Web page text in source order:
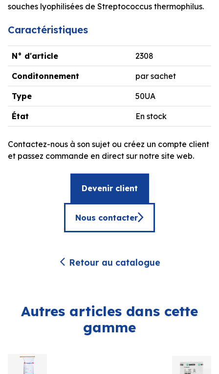
souches lyophilisées de Streptococcus thermophilus.
Caractéristiques
N° d'article 2308
Conditonnement par sachet
Type 50UA
État En stock
Contactez-nous à son sujet ou créez un compte client
et passez commande en direct sur notre site web.
Devenir client
Nous contacter
Retour au catalogue
Autres articles dans cette
gamme